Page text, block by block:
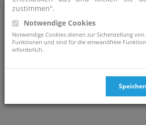
zustimmen".
Notwendige Cookies
Notwendige Cookies dienen zur Sicherstellung
Funktionen und sind für die einwandfreie
erforderlich.